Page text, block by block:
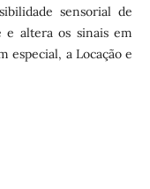
sensorial de
e altera os sinais em
especial, a Locação e